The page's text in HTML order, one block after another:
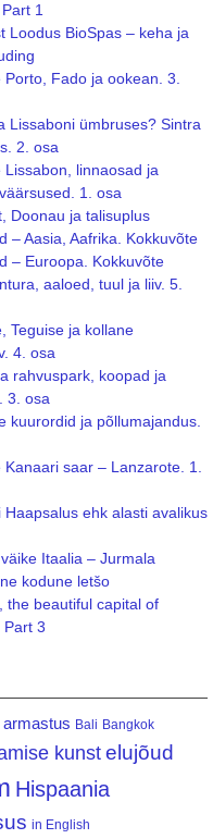
1
Loodus BioSpas – keha ja
Porto, Fado ja ookean. 3.
Lissaboni ümbruses? Sintra
2. osa
Lissabon, linnaosad ja
1. osa
Doonau ja talisuplus
– Aasia, Aafrika. Kokkuvõte
– Euroopa. Kokkuvõte
aaloed, tuul ja liiv. 5.
Teguise ja kollane
4. osa
rahvuspark, koopad ja
3. osa
kuurordid ja põllumajandus.
Kanaari saar – Lanzarote. 1.
Haapsalus ehk alasti avalikus
Itaalia – Jurmala
kodune letšo
the beautiful capital of
Part 3
armastus Bali Bangkok
kunst elujõud
Hispaania
in English